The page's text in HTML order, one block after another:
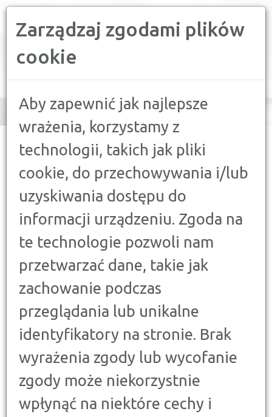
Zarządzaj zgodami plików
cookie
Aby zapewnić jak najlepsze
wrażenia, korzystamy z
technologii, takich jak pliki
cookie, do przechowywania i/lub
uzyskiwania dostępu do
informacji urządzeniu. Zgoda na
te technologie pozwoli nam
przetwarzać dane, takie jak
zachowanie podczas
przeglądania lub unikalne
identyfikatory na stronie. Brak
wyrażenia zgody lub wycofanie
zgody może niekorzystnie
wpłynąć na niektóre cechy i
navigation
TELEWIZJA W III KWARTALE 2025 — JAK ZMIENIA SIĘ RYNEK
DORADCA KLIENTA
STREAMING I TELEWIZJA W III
KWARTALE 2025 — JAK ZMIENIA
SIĘ RYNEK VOD?
14 WRZEŚNIA 2025